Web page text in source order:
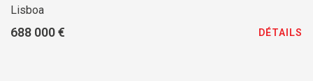
Lisboa
688 000 € DÉTAILS